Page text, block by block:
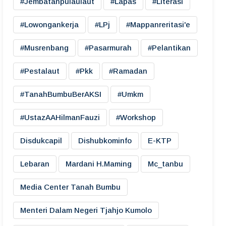
#lowongankerja #LPj #mappanreritasi'e
#musrenbang #pasarmurah #pelantikan
#pestalaut #pkk #ramadan
#TanahBumbuBerAKSI #umkm
#UstazAAHilmanFauzi #workshop
Disdukcapil Dishubkominfo E-KTP
Lebaran Mardani H.maming Mc_tanbu
Media Center Tanah Bumbu
Menteri Dalam Negeri Tjahjo Kumolo